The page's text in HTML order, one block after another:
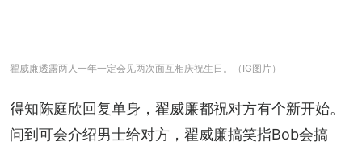
翟威廉透露两人一年一定会见两次面互相庆祝生日。（IG图片）
得知陈庭欣回复单身，翟威廉都祝对方有个新开始。
问到可会介绍男士给对方，翟威廉搞笑指Bob会搞